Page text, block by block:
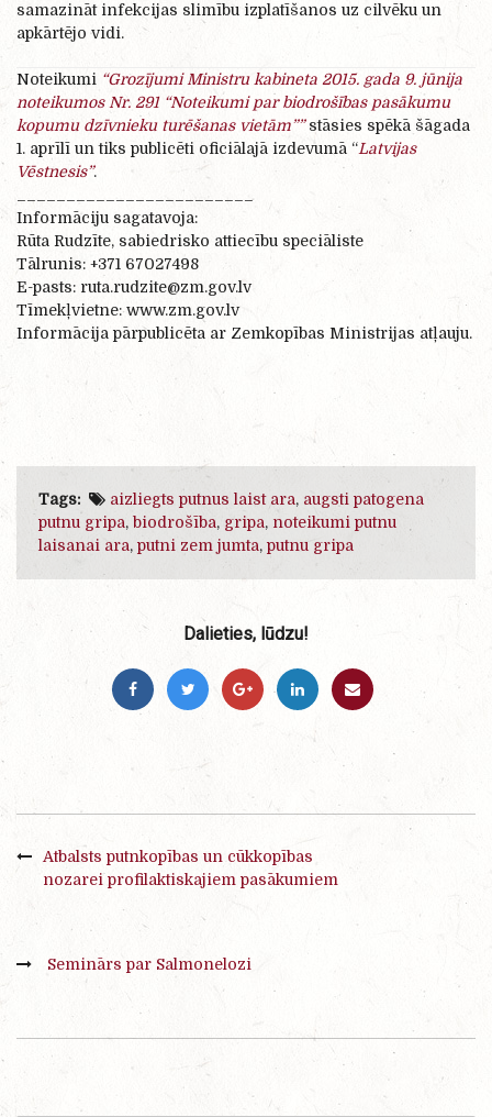
samazināt infekcijas slimību izplatīšanos uz cilvēku un
apkārtējo vidi.
Noteikumi “Grozījumi Ministru kabineta 2015. gada 9. jūnija
noteikumos Nr. 291 “Noteikumi par biodrošības pasākumu
kopumu dzīvnieku turēšanas vietām””stāsies spēkā šāgada
1. aprīlī un tiks publicēti oficiālajā izdevumā “Latvijas
Vēstnesis”.
Informāciju sagatavoja:
Rūta Rudzīte, sabiedrisko attiecību speciāliste
Tālrunis: +371 67027498
E-pasts: ruta.rudzite@zm.gov.lv
Tīmekļvietne: www.zm.gov.lv
Informācija pārpublicēta ar Zemkopības Ministrijas atļauju.
Tags: aizliegts putnus laist ara, augsti patogena
putnu gripa, biodrošība, gripa, noteikumi putnu
laisanai ara, putni zem jumta, putnu gripa
Dalieties, lūdzu!
Atbalsts putnkopības un cūkkopības
nozarei profilaktiskajiem pasākumiem
Seminārs par Salmonelozi